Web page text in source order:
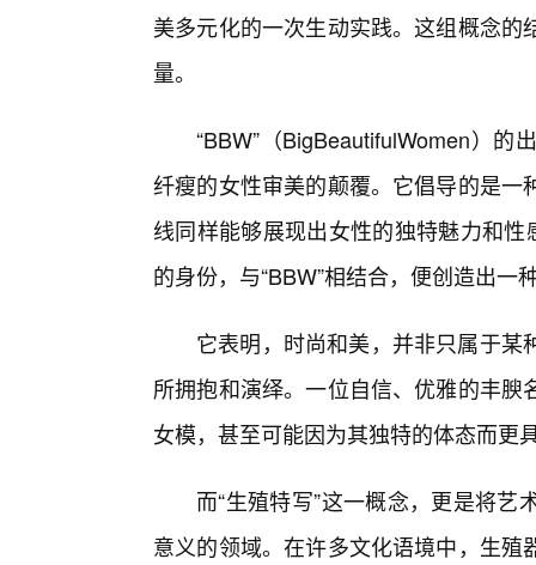
美多元化的一次生动实践。这组概念
量。
“BBW”（BigBeautifulWomen）
纤瘦的女性审美的颠覆。它倡导的是
线同样能够展现出女性的独特魅力和
的身份，与“BBW”相结合，便创造出一
它表明，时尚和美，并非只属于
所拥抱和演绎。一位自信、优雅的丰
女模，甚至可能因为其独特的体态而更
而“生殖特写”这一概念，更是将
意义的领域。在许多文化语境中，生